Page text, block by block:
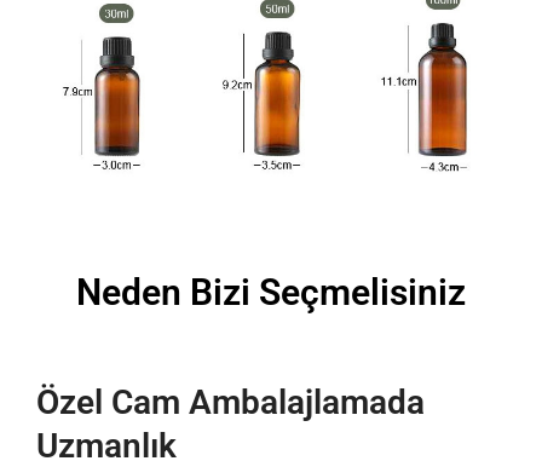
Neden Bizi Seçmelisiniz
Özel Cam Ambalajlamada
Uzmanlık